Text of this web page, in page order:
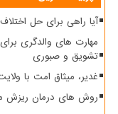
آیا راهی برای حل
مهارت های والدگری
تشویق و صبوری
غدیر، میثاق امت با
روش های درمان ریزش